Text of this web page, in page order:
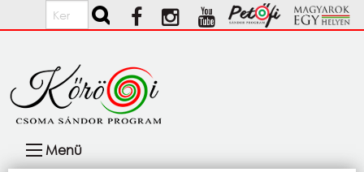
Ugrás a tartalomra
Keresés
navigáció
Menü